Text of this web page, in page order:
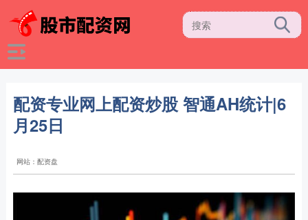
配资专业网上配资炒股 智通AH统计|6
月25日
网站：配资盘